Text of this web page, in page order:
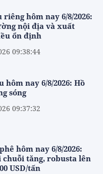
riêng hôm nay 6/8/2026:
nội địa và xuất
ổn định
09:38:44
hôm nay 6/8/2026: Hồ
sóng
09:37:32
hôm nay 6/8/2026:
chuỗi tăng, robusta lên
USD/tấn